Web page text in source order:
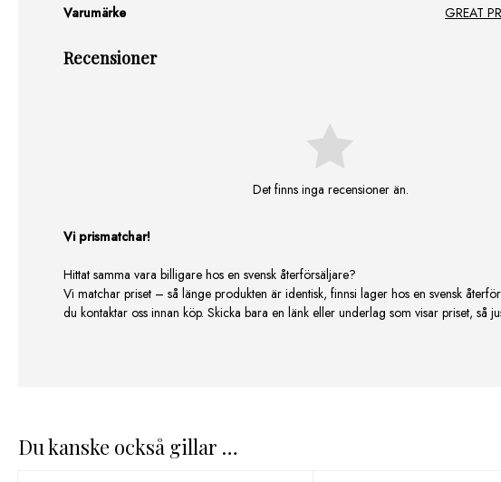
Varumärke GREAT
Recensioner
Det finns inga recensioner än.
Vi prismatchar!
Hittat samma vara billigare hos en svensk återförsäljare?
Vi matchar priset – så länge produkten är identisk, finnsi lager hos en svensk
du kontaktar oss innan köp. Skicka bara en länk eller underlag som visar priset, så
Du kanske också gillar …